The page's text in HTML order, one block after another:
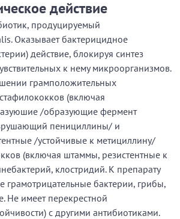
действие
продуцируемый
Оказывает бактерицидное
действие, блокируя синтез
к нему микроорганизмов.
грамположительных
(включая
/образующие фермент
пенициллины/ и
/устойчивые к метициллину/
(включая штаммы, резистентные к
клостридий. К препарату
грамотрицательные бактерии, грибы,
Не имеет перекрестной
с другими антибиотиками.